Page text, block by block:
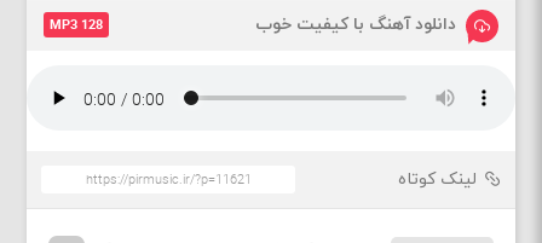
دانلود آهنگ با کیفیت خوب MP3 128
لینک کوتاه